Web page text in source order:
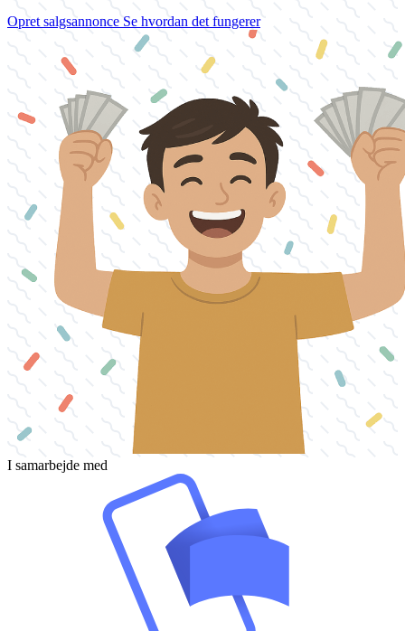
Opret salgsannonce Se hvordan det fungerer
I samarbejde med